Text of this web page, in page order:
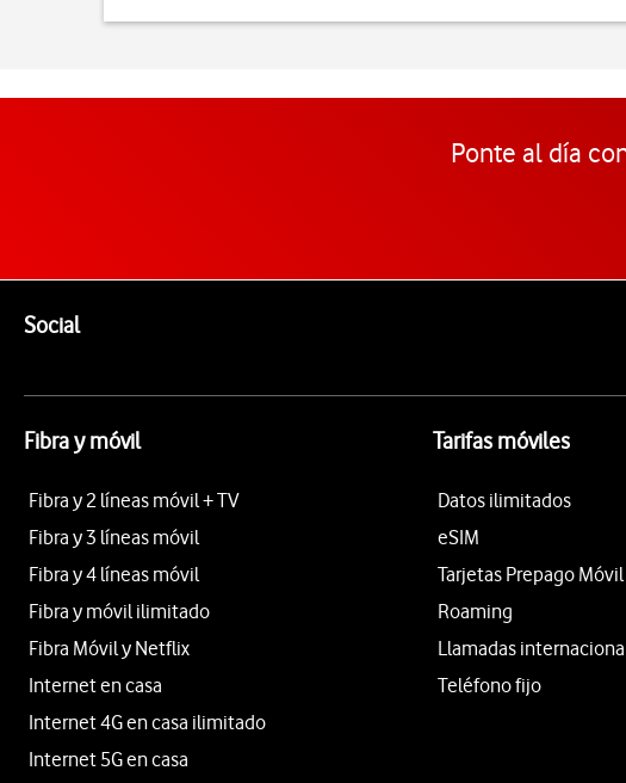
Ponte al día
SocialEnlaces a las redes sociales de Vodafone
Fibra y móvil
Fibra y 2 líneas móvil + TV
Fibra y 3 líneas móvil
Fibra y 4 líneas móvil
Fibra y móvil ilimitado
Fibra Móvil y Netflix
Internet en casa
Internet 4G en casa ilimitado
Internet 5G en casa
Tarifas móviles
Datos ilimitados
eSIM
Tarjetas Prepago Móvil
Roaming
Llamadas
Teléfono fijo